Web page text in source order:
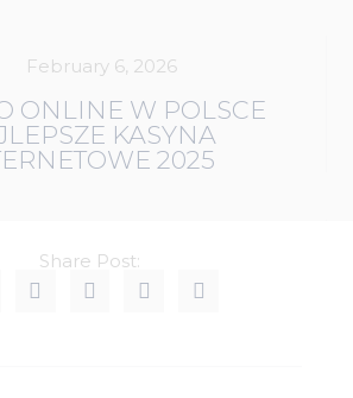
February 6, 2026
ONLINE W POLSCE
KASYNA
2025
Share Post: